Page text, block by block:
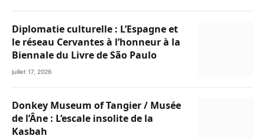
Diplomatie culturelle : L’Espagne et
le réseau Cervantes à l’honneur à la
Biennale du Livre de São Paulo
juillet 17, 2026
Donkey Museum of Tangier / Musée
de l’Âne : L’escale insolite de la
Kasbah